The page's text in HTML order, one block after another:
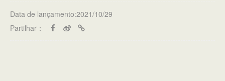
Data de lançamento:2021/10/29
Partilhar：